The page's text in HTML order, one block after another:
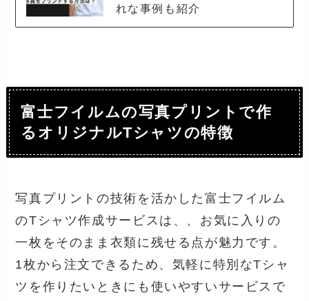
れな事例も紹介
富士フイルムの写真プリントで作
るオリジナルTシャツの特徴
写真プリントの技術を活かした富士フイルム
のTシャツ作成サービスは、、お気に入りの
一枚をそのまま衣類に残せる点が魅力です。
1枚から注文できるため、気軽に特別なTシャ
ツを作りたいときにも使いやすいサービスで